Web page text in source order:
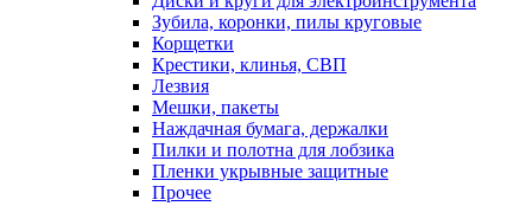
Зубила, коронки, пилы круговые
Корщетки
Крестики, клинья, СВП
Лезвия
Мешки, пакеты
Наждачная бумага, держалки
Пилки и полотна для лобзика
Пленки укрывные защитные
Прочее